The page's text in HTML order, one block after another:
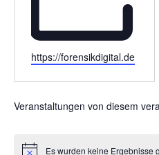
W
s
t
https://forensikdigital.de
Veranstaltungen von diesem
Es wurden keine Ergebnisse